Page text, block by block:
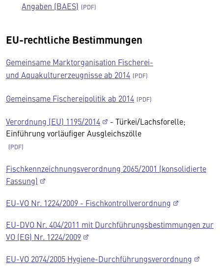
Angaben (BAES)
EU-rechtliche Bestimmungen
Gemeinsame Marktorganisation Fischerei-
und Aquakulturerzeugnisse ab 2014
Gemeinsame Fischereipolitik ab 2014
Verordnung (EU) 1195/2014
- Türkei/Lachsforelle;
Einführung vorläufiger Ausgleichszölle
Fischkennzeichnungsverordnung 2065/2001 (konsolidierte
Fassung)
EU-VO Nr. 1224/2009 - Fischkontrollverordnung
EU-DVO Nr. 404/2011 mit Durchführungsbestimmungen zur
VO (EG) Nr. 1224/2009
EU-VO 2074/2005 Hygiene-Durchführungsverordnung